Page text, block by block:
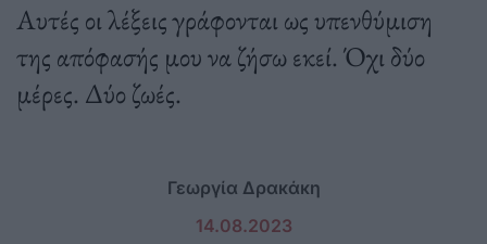
Αυτές οι λέξεις γράφονται ως υπενθύμιση
της απόφασής μου να ζήσω εκεί. Όχι δύο
μέρες. Δύο ζωές.
Γεωργία Δρακάκη
14.08.2023